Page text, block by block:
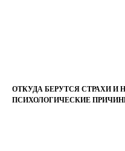
ОТКУДА БЕРУТСЯ СТРАХИ И
ПСИХОЛОГИЧЕСКИЕ